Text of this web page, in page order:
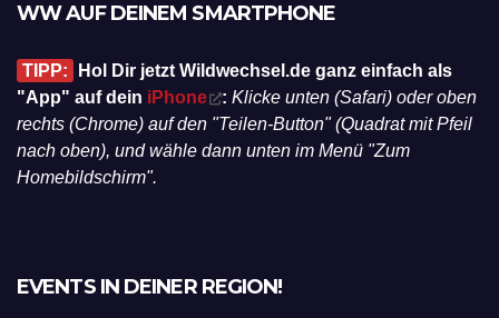
WW AUF DEINEM SMARTPHONE
TIPP:
Hol Dir jetzt Wildwechsel.de ganz einfach als
"App" auf dein iPhone : Klicke unten (Safari) oder oben
rechts (Chrome) auf den "Teilen-Button" (Quadrat mit Pfeil
nach oben), und wähle dann unten im Menü "Zum
Homebildschirm".
EVENTS IN DEINER REGION!